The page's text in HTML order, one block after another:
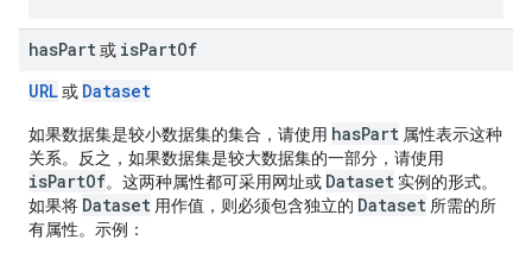
hasPart或 isPartOf
URL或 Dataset
如果数据集是较小数据集的集合，请使用 hasPart 属性表示这种
关系。反之，如果数据集是较大数据集的一部分，请使用
isPartOf。这两种属性都可采用网址或 Dataset 实例的形式。
如果将 Dataset 用作值，则必须包含独立的 Dataset 所需的所
有属性。示例：